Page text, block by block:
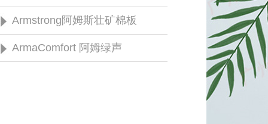
玻璃
Class 1 Armaflex 一级福乐斯橡塑
Class O Armaflex 零级福乐斯橡塑
Armaflex福乐斯自粘保温胶带
Armaflex 福乐斯保温胶水
Armaflex 福乐斯托马
福乐斯 DS
Armstrong阿姆斯壮矿棉板
阿姆斯壮矿棉天花板
ArmaComfort 阿姆绿声